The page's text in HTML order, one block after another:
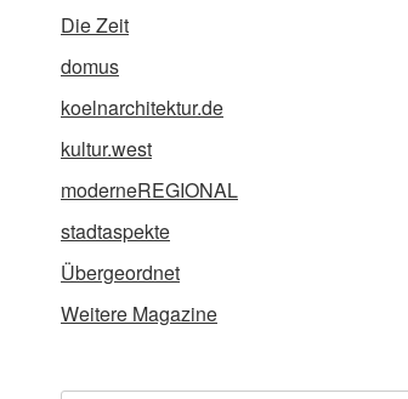
Die Zeit
domus
koelnarchitektur.de
kultur.west
moderneREGIONAL
stadtaspekte
Übergeordnet
Weitere Magazine